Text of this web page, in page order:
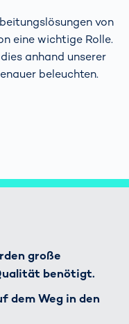
von
eine wichtige Rolle.
anhand unserer
beleuchten.
große
benötigt.
dem Weg in den